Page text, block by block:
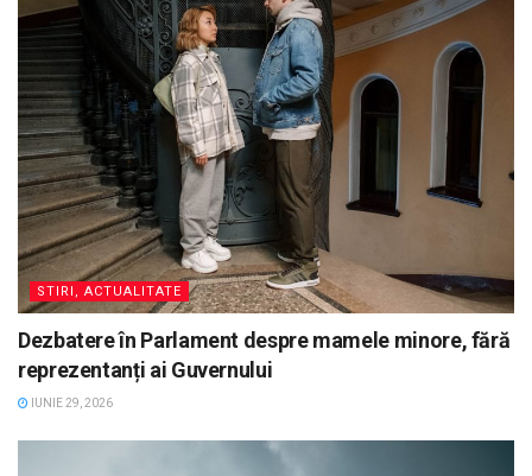
STIRI, ACTUALITATE
Dezbatere în Parlament despre mamele minore, fără
reprezentanți ai Guvernului
IUNIE 29, 2026